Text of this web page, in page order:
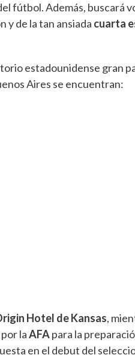
fútbol. Además, buscará
y de la tan ansiada cuarta
estadounidense gran
Aires se encuentran:
Hotel de Kansas,
laAFApara la
en el debut del